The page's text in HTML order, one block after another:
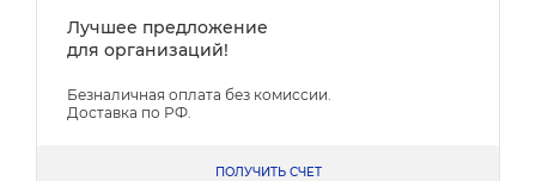
Лучшее предложение
для организаций!
Безналичная оплата без комиссии.
Доставка по РФ.
ПОЛУЧИТЬ СЧЕТ